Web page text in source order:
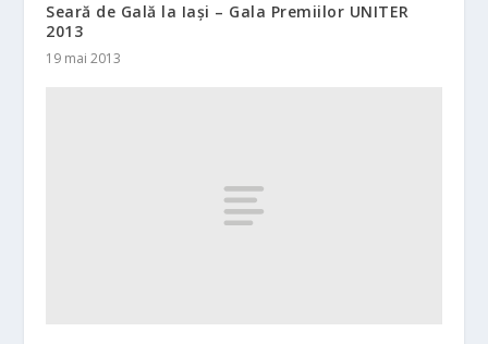
Seară de Gală la Iași – Gala Premiilor UNITER
2013
19 mai 2013